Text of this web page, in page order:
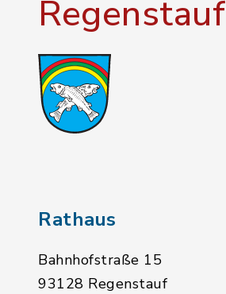
Regenstauf
Rathaus
Bahnhofstraße 15
93128 Regenstauf